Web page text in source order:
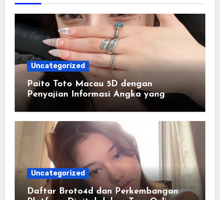
Uncategorized
Paito Toto Macau 5D dengan
Penyajian Informasi Angka yang
Lengkap dan Terstruktur
Uncategorized
Daftar Broto4d dan Perkembangan